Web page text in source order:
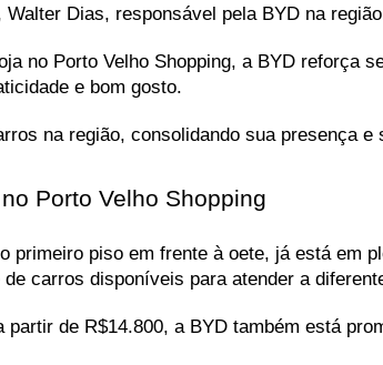
Dias, responsável pela BYD na
no Porto Velho Shopping, a BYD
e bom gosto.
na região, consolidando sua presença
Porto Velho Shopping
primeiro piso em frente à oete, já está em
carros disponíveis para atender a
de R$14.800, a BYD também está